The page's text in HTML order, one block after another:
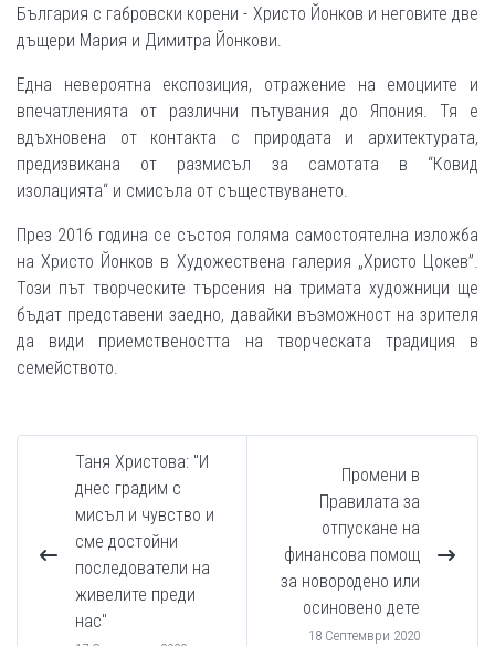
България с габровски корени - Христо Йонков и неговите две
дъщери Мария и Димитра Йонкови.
Една невероятна експозиция, отражение на емоциите и
впечатленията от различни пътувания до Япония. Тя е
вдъхновена от контакта с природата и архитектурата,
предизвикана от размисъл за самотата в “Ковид
изолацията“ и смисъла от съществуването.
През 2016 година се състоя голяма самостоятелна изложба
на Христо Йонков в Художествена галерия „Христо Цокев”.
Този път творческите търсения на тримата художници ще
бъдат представени заедно, давайки възможност на зрителя
да види приемствеността на творческата традиция в
семейството.
Таня Христова: "И
днес градим с
мисъл и чувство и
сме достойни
последователи на
живелите преди
нас"
Промени в
Правилата за
отпускане на
финансова помощ
за новородено или
осиновено дете
18 Септември 2020